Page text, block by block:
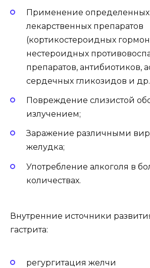
Применение определенных
лекарственных препаратов
(кортикостероидных
нестероидных
препаратов, антибиотиков,
сердечных гликозидов и
Повреждение слизистой
излучением;
Заражение различными
желудка;
Употребление алкоголя в
количествах.
Внутренние источники
гастрита:
регургитация желчи